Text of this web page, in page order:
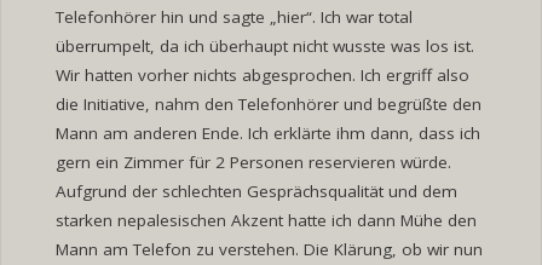
Telefonhörer hin und sagte „hier“. Ich war total
überrumpelt, da ich überhaupt nicht wusste was los ist.
Wir hatten vorher nichts abgesprochen. Ich ergriff also
die Initiative, nahm den Telefonhörer und begrüßte den
Mann am anderen Ende. Ich erklärte ihm dann, dass ich
gern ein Zimmer für 2 Personen reservieren würde.
Aufgrund der schlechten Gesprächsqualität und dem
starken nepalesischen Akzent hatte ich dann Mühe den
Mann am Telefon zu verstehen. Die Klärung, ob wir nun